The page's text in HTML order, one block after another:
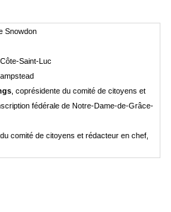
Snowdon
Côte-Saint-Luc
, coprésidente du comité de citoyens et
fédérale de Notre-Dame-de-Grâce-
du comité de citoyens et rédacteur en chef,